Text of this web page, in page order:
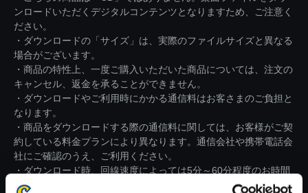
ンロードいただくデジタルコンテンツとなりますため、ご注意く
ださい。
・ダウンロードの「サイズ」は、実際のファイルサイズと異なる
場合がございます。
・商品の特性上、一度ご購入いただいた商品については、注文の
キャンセル、返金を承ることができません。
・ダウンロードやご利用時にかかる通信料はお客さまのご負担と
なります。
・商品をダウンロードする際の通信料に関しては、お客様がご契
約している料金プランにより異なります。通信会社や携帯電話会
社にご確認のうえ、ご利用ください。
・ダウンロード時、回線速度によっては5分～60分程度のお時間
がかかる場合がございます。